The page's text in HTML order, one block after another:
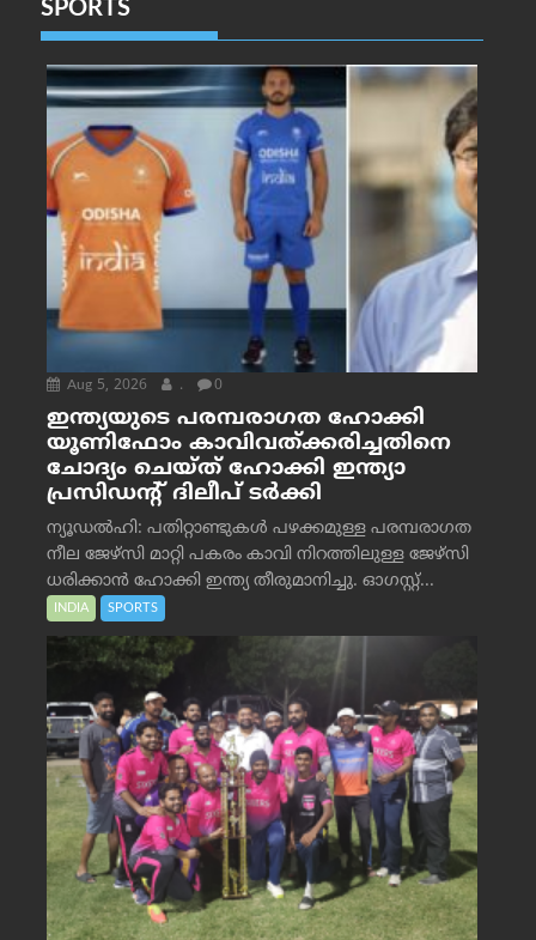
SPORTS
Aug 5, 2026 . 0
ഇന്ത്യയുടെ പരമ്പരാഗത ഹോക്കി
യൂണിഫോം കാവിവത്ക്കരിച്ചതിനെ
ചോദ്യം ചെയ്ത് ഹോക്കി ഇന്ത്യാ
പ്രസിഡന്റ് ദിലീപ് ടര്‍ക്കി
ന്യൂഡൽഹി: പതിറ്റാണ്ടുകൾ പഴക്കമുള്ള പരമ്പരാഗത
നീല ജേഴ്‌സി മാറ്റി പകരം കാവി നിറത്തിലുള്ള ജേഴ്‌സി
ധരിക്കാൻ ഹോക്കി ഇന്ത്യ തീരുമാനിച്ചു. ഓഗസ്റ്റ്...
INDIA SPORTS